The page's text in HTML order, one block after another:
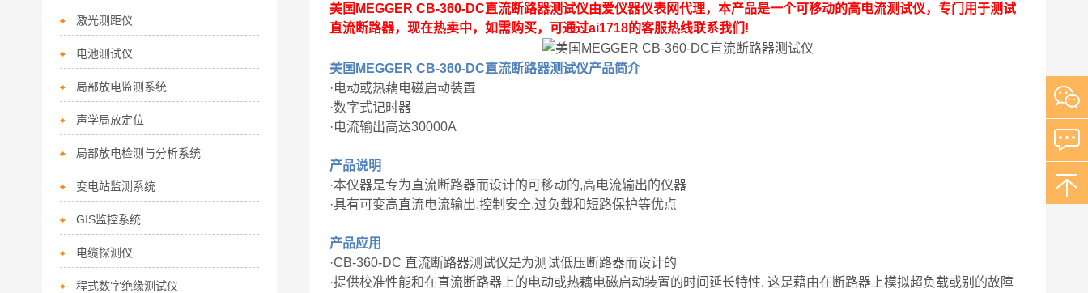
美国MEGGER CB-360-DC直流断路器测试仪由爱仪器仪表网代理，本产品是一个可移动的高电流测试仪，专门用于测试
直流断路器，现在热卖中，如需购买，可通过ai1718的客服热线联系我们!
美国MEGGER CB-360-DC直流断路器测试仪产品简介
·电动或热藕电磁启动装置
·数字式记时器
·电流输出高达30000A
产品说明
·本仪器是专为直流断路器而设计的可移动的,高电流输出的仪器
·具有可变高直流电流输出,控制安全,过负载和短路保护等优点
产品应用
·CB-360-DC 直流断路器测试仪是为测试低压断路器而设计的
·提供校准性能和在直流断路器上的电动或热藕电磁启动装置的时间延长特性. 这是藉由在断路器上模拟超负载或别的故障
激光测距仪
电池测试仪
局部放电监测系统
声学局放定位
局部放电检测与分析系统
变电站监测系统
GIS监控系统
电缆探测仪
程式数字绝缘测试仪